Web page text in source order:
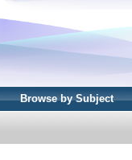
Browse by Subject